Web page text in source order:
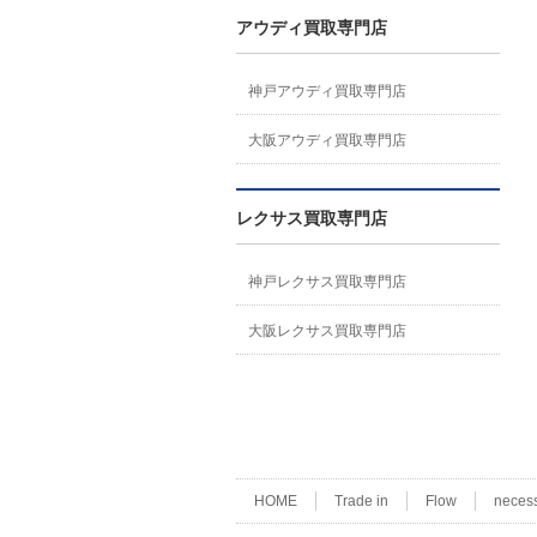
アウディ買取専門店
神戸アウディ買取専門店
大阪アウディ買取専門店
レクサス買取専門店
神戸レクサス買取専門店
大阪レクサス買取専門店
HOME Trade in Flow